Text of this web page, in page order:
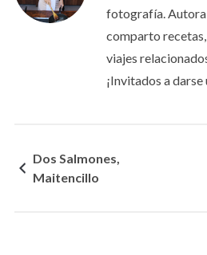
fotografía.
comparto
viajes
¡Invitados a
Dos Salmones,
Maitencillo